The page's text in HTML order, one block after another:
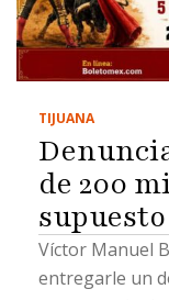
TIJUANA
de 200
Víctor Manuel
entregarle un